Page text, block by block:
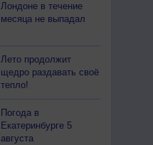
3-6
+29
2-5
+28
+30
Лондоне в течение
месяца не выпадал
Лето продолжит
щедро раздавать своё
тепло!
Погода в
Екатеринбурге 5
августа